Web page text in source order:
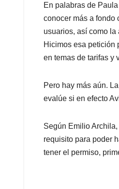
En palabras de
conocer más a fondo
usuarios, así como la
Hicimos esa petición
en temas de tarifas y
Pero hay más aún.
evalúe si en efecto
Según Emilio
requisito para poder
tener el permiso,